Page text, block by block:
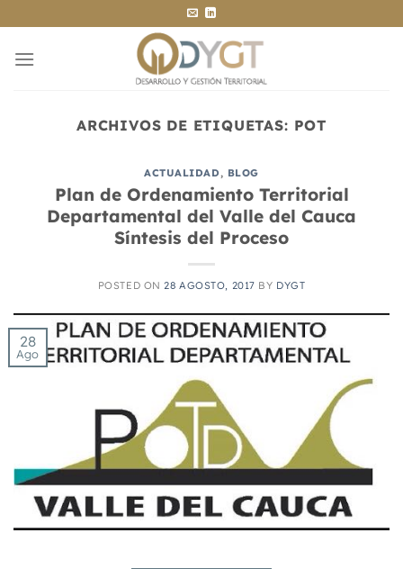
al
contenido
ARCHIVOS DE ETIQUETAS: POT
ACTUALIDAD, BLOG
Plan de Ordenamiento Territorial
Departamental del Valle del Cauca
Síntesis del Proceso
POSTED ON28 AGOSTO, 2017 BY DYGT
28
Ago